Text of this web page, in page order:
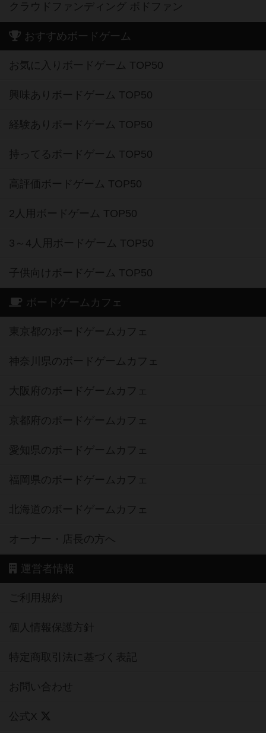
クラウドファンディング ボドファン
おすすめボードゲーム
お気に入りボードゲーム TOP50
興味ありボードゲーム TOP50
経験ありボードゲーム TOP50
持ってるボードゲーム TOP50
高評価ボードゲーム TOP50
2人用ボードゲーム TOP50
3～4人用ボードゲーム TOP50
子供向けボードゲーム TOP50
ボードゲームカフェ
東京都のボードゲームカフェ
神奈川県のボードゲームカフェ
大阪府のボードゲームカフェ
京都府のボードゲームカフェ
愛知県のボードゲームカフェ
福岡県のボードゲームカフェ
北海道のボードゲームカフェ
オーナー・店長の方へ
運営者情報
ご利用規約
個人情報保護方針
特定商取引法に基づく表記
お問い合わせ
公式X